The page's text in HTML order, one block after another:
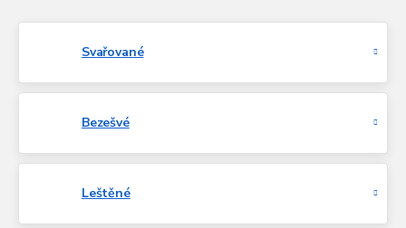
silnostěnné nerezové trubky.
více informací o vlastnostech a možnostech využití
nerezových trubek.
Svařované
Bezešvé
Leštěné